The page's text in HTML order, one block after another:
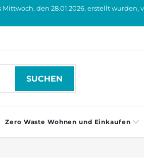
den 28.01.2026, erstellt wurden,
SUCHEN
Zero Waste Wohnen und Einkaufen